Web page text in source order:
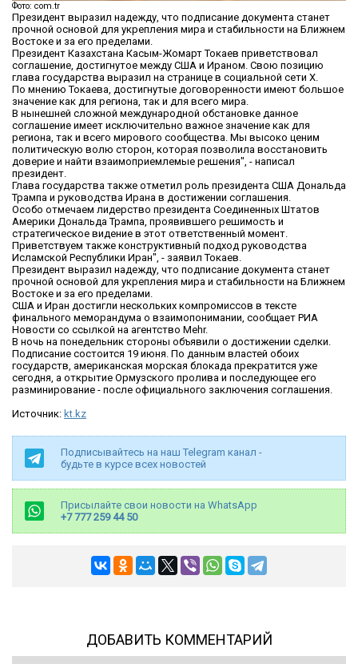
Фото: com.tr
Президент выразил надежду, что подписание документа станет
прочной основой для укрепления мира и стабильности на Ближнем
Востоке и за его пределами.
Президент Казахстана Касым-Жомарт Токаев приветствовал
соглашение, достигнутое между США и Ираном. Свою позицию
глава государства выразил на странице в социальной сети X.
По мнению Токаева, достигнутые договоренности имеют большое
значение как для региона, так и для всего мира.
В нынешней сложной международной обстановке данное
соглашение имеет исключительно важное значение как для
региона, так и всего мирового сообщества. Мы высоко ценим
политическую волю сторон, которая позволила восстановить
доверие и найти взаимоприемлемые решения", - написал
президент.
Глава государства также отметил роль президента США Дональда
Трампа и руководства Ирана в достижении соглашения.
Особо отмечаем лидерство президента Соединенных Штатов
Америки Дональда Трампа, проявившего решимость и
стратегическое видение в этот ответственный момент.
Приветствуем также конструктивный подход руководства
Исламской Республики Иран", - заявил Токаев.
Президент выразил надежду, что подписание документа станет
прочной основой для укрепления мира и стабильности на Ближнем
Востоке и за его пределами.
США и Иран достигли нескольких компромиссов в тексте
финального меморандума о взаимопонимании, сообщает РИА
Новости со ссылкой на агентство Mehr.
В ночь на понедельник стороны объявили о достижении сделки.
Подписание состоится 19 июня. По данным властей обоих
государств, американская морская блокада прекратится уже
сегодня, а открытие Ормузского пролива и последующее его
разминирование - после официального заключения соглашения.
Источник: kt.kz
Подписывайтесь на наш Telegram канал -
будьте в курсе всех новостей
Присылайте свои новости на WhatsApp
+7 777 259 44 50
ДОБАВИТЬ КОММЕНТАРИЙ